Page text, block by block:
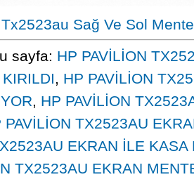
Sağ Ve Sol
sayfa: HP PAVİLİON
, HP PAVİLİON
, HP PAVİLİON
PAVİLİON TX2523AU
EKRAN İLE
TX2523AU EKRAN